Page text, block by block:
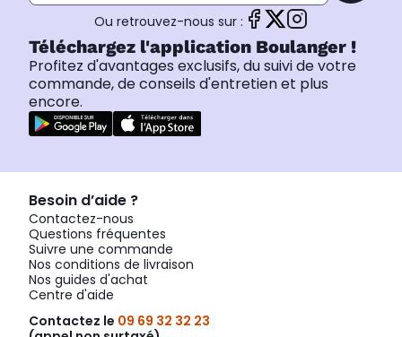
Ou retrouvez-nous sur :
Téléchargez l'application Boulanger !
Profitez d'avantages exclusifs, du suivi de votre
commande, de conseils d'entretien et plus
encore.
Besoin d’aide ?
Contactez-nous
Questions fréquentes
Suivre une commande
Nos conditions de livraison
Nos guides d'achat
Centre d'aide
Contactez le 09 69 32 32 23